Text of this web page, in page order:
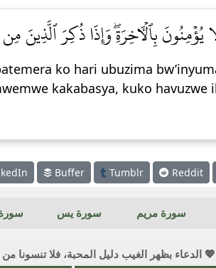
بِٱلۡأٓخِرَةِۖ وَإِذَا ذُكِرَ ٱلَّذِينَ
ko hari ubuzima
kakabasya, kuko havuzwe
Buffer Tumblr Reddit
سورة مريم سورة يس
💖 الدعاء بظهر الغيب دليل المحبة، فلا تنسونا